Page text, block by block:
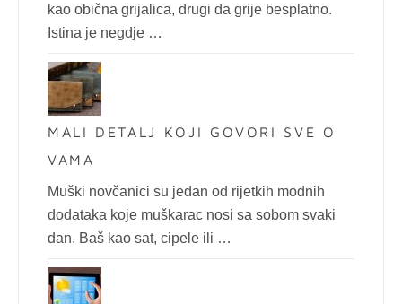
kao obična grijalica, drugi da grije besplatno.
Istina je negdje …
MALI DETALJ KOJI GOVORI SVE O
VAMA
Muški novčanici su jedan od rijetkih modnih
dodataka koje muškarac nosi sa sobom svaki
dan. Baš kao sat, cipele ili …